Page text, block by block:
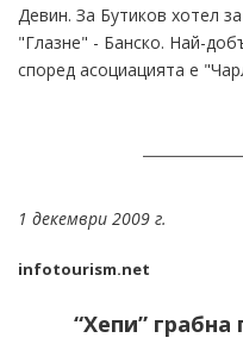
Девин. За Бутиков хотел
"Глазне" - Банско. Най-
според асоциацията е
1 декември 2009 г.
infotourism.net
“Хепи”